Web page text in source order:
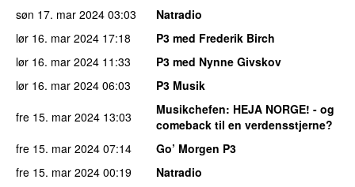
søn 17. mar 2024 03:03
Natradio
lør 16. mar 2024 17:18
P3 med Frederik Birch
lør 16. mar 2024 11:33
P3 med Nynne Givskov
lør 16. mar 2024 06:03
P3 Musik
fre 15. mar 2024 13:03 Musikchefen: HEJA NORGE! - og
comeback til en verdensstjerne?
fre 15. mar 2024 07:14
Go’ Morgen P3
fre 15. mar 2024 00:19
Natradio